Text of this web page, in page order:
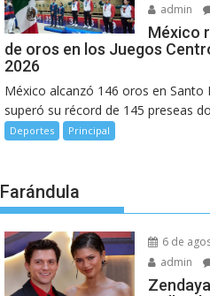
admin
México
de oros en los Juegos
2026
México alcanzó 146 oros en Santo
superó su récord de 145 preseas
Deportes Principal
Farándula
6 de
admin